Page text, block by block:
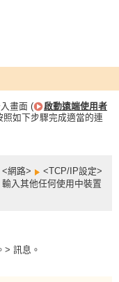
畫面 (
啟動遠端使用者
如下步驟完成適當的連
<網路>
<TCP/IP設定>
輸入其他任何使用中裝置
> 訊息。